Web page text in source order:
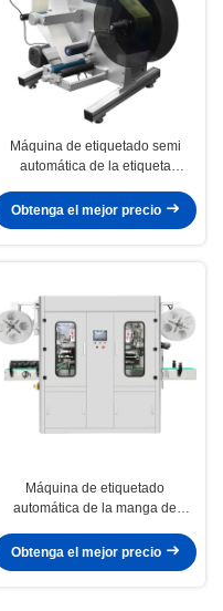
Máquina de etiquetado semi
automática de la etiqueta
con la pantalla táctil
Obtenga el mejor precio
Máquina de etiquetado
automática de la manga de
encogimiento del calor de vapor
Obtenga el mejor precio